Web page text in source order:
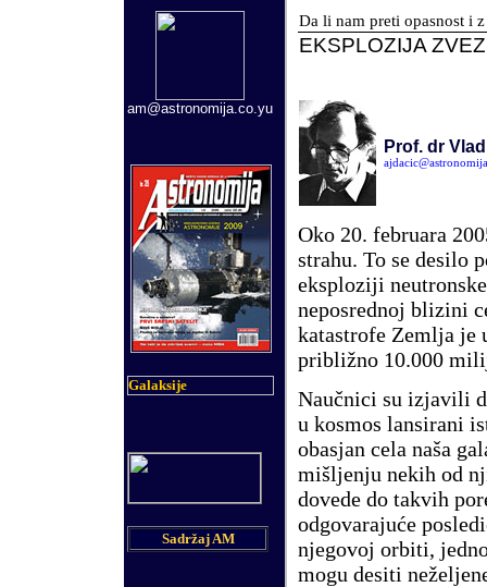
am@astronomija.co.yu
Galaksije
Sadržaj AM
Da li nam preti opasnost i
EKSPLOZIJA
Prof. dr
ajdaci
Oko 20. februara
strahu. To se desilo
eksploziji
neposrednoj blizini
katastrofe Zemlja je
približno 10.000
Naučnici su izjavili
u kosmos lansirani
obasjan cela naša
mišljenju nekih od
dovede do takvih
odgovarajuće
njegovoj orbiti,
mogu desiti